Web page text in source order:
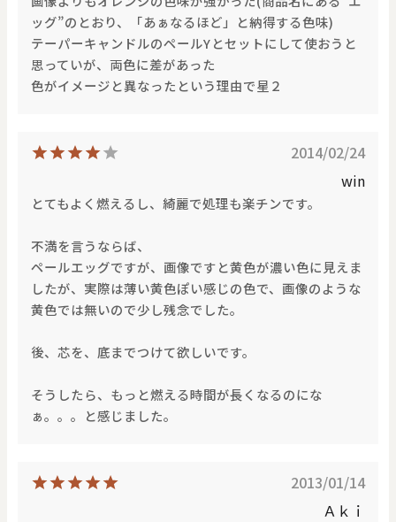
ッグ”のとおり、「あぁなるほど」と納得する色味)
テーパーキャンドルのペールYとセットにして使おうと
思っていが、両色に差があった
色がイメージと異なったという理由で星２
2014/02/24
win
とてもよく燃えるし、綺麗で処理も楽チンです。
不満を言うならば、
ペールエッグですが、画像ですと黄色が濃い色に見えま
したが、実際は薄い黄色ぽい感じの色で、画像のような
黄色では無いので少し残念でした。
後、芯を、底までつけて欲しいです。
そうしたら、もっと燃える時間が長くなるのにな
ぁ。。。と感じました。
2013/01/14
Ａｋｉ